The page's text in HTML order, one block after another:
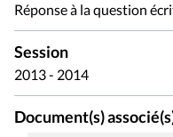
Réponse à la question
Session
2013 - 2014
Document(s)